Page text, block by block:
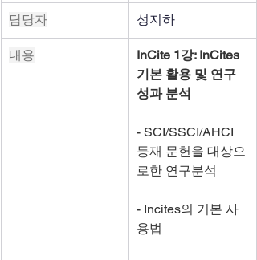
담당자 성지하
내용
InCite 1강: InCites
기본 활용 및 연구
성과 분석
- SCI/SSCI/AHCI
등재 문헌을 대상으
로한 연구분석
- Incites의 기본 사
용법